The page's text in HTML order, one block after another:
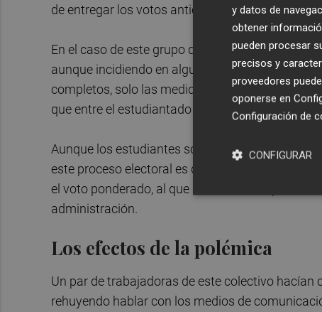
de entregar los votos anticipados.
En el caso de este grupo de amigos, reconocen
aunque incidiendo en algunas de las
completos, solo las medidas más destacadas, y
que entre el estudiantado “no hay demasiado
Aunque los estudiantes son la gran mayoría del
este proceso electoral es del 27%, mientras que
el voto ponderado, al que se suma el 18 por
administración.
Los efectos de la polémica
Un par de trabajadoras de este colectivo
rehuyendo hablar con los medios de
y datos de
obtener
pueden procesar
precisos y
proveedores
oponerse en
Configuración de
CONFIGURAR